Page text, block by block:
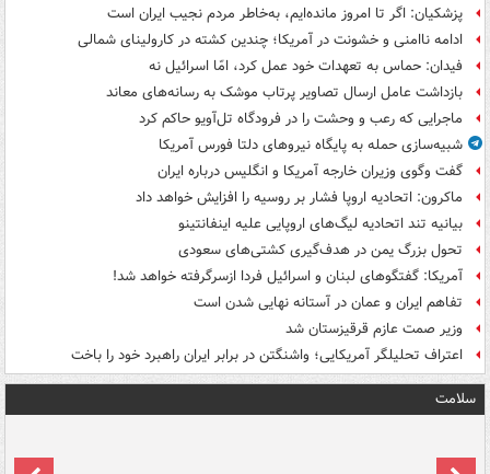
پزشکیان: اگر تا امروز مانده‌ایم، به‌خاطر مردم نجیب ایران است
ادامه ناامنی و خشونت در آمریکا؛ چندین کشته در کارولینای شمالی
فیدان: حماس به تعهدات خود عمل کرد، امّا اسرائیل نه
بازداشت عامل ارسال تصاویر پرتاب موشک به رسانه‌های معاند
ماجرایی که رعب و وحشت را در فرودگاه تل‌آویو حاکم کرد
شبیه‌سازی حمله به پایگاه نیروهای دلتا فورس آمریکا
گفت وگوی وزیران خارجه آمریکا و انگلیس درباره ایران
ماکرون: اتحادیه اروپا فشار بر روسیه را افزایش خواهد داد
بیانیه تند اتحادیه لیگ‌های اروپایی علیه اینفانتینو
تحول بزرگ یمن در هدف‌گیری کشتی‌های سعودی
آمریکا: گفتگوهای لبنان و اسرائیل فردا ازسرگرفته خواهد شد!
تفاهم ایران و عمان در آستانه نهایی شدن است
وزیر صمت عازم قرقیزستان شد
اعتراف تحلیلگر آمریکایی؛ واشنگتن در برابر ایران راهبرد خود را باخت
سلامت